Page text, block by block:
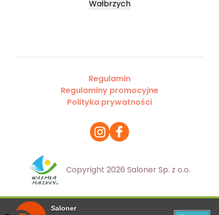
Saloner
Wałbrzych
Regulamin
Regulaminy promocyjne
Polityka prywatności
Copyright 2026 Saloner Sp. z o.o.